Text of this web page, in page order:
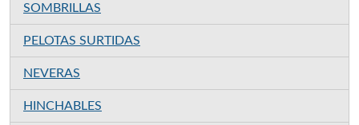
SOMBRILLAS
PELOTAS SURTIDAS
NEVERAS
HINCHABLES